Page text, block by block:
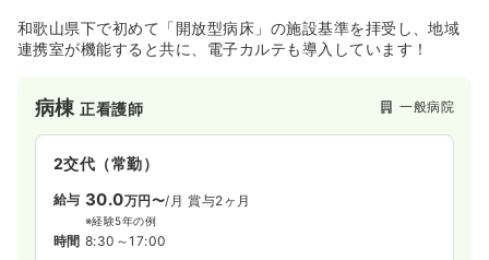
和歌山県下で初めて「開放型病床」の施設基準を拝受し、地域
連携室が機能すると共に、電子カルテも導入しています！
病棟正看護師 一般病院
2交代（常勤）
給与 30.0万円〜/月 賞与2ヶ月
※経験5年の例
時間 8:30～17:00